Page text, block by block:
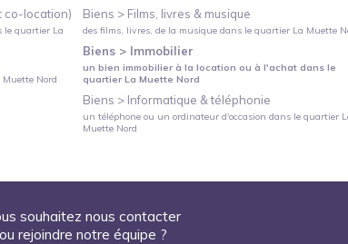
co-location)
le quartier La
Muette Nord
Biens > Films, livres & musique
des films, livres, de la musiquedans le quartier La Muette
Biens > Immobilier
un bien immobilier à la location ou à l'achatdans le
quartier La Muette Nord
Biens > Informatique & téléphonie
un téléphone ou un ordinateur d'occasion dans le quartier
Muette Nord
souhaitez nous contacter
ou rejoindre notre équipe ?